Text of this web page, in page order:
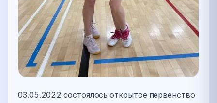
03.05.2022 состоялось открытое первенство